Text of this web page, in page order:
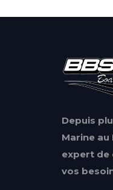
Depuis
Marine
expert de
vos